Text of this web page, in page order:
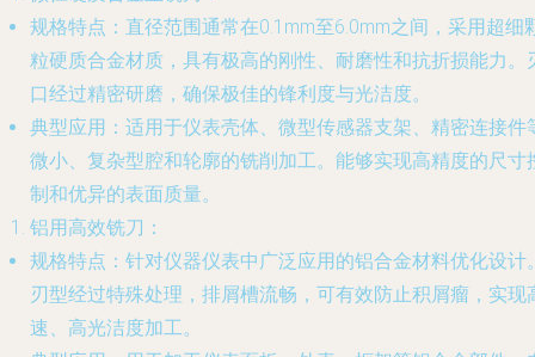
规格特点 ：直径范围通常在0.1mm至6.0mm之间，采用超细
粒硬质合金材质，具有极高的刚性、耐磨性和抗折损能力。
口经过精密研磨，确保极佳的锋利度与光洁度。
典型应用 ：适用于仪表壳体、微型传感器支架、精密连接件
微小、复杂型腔和轮廓的铣削加工。能够实现高精度的尺寸
制和优异的表面质量。
铝用高效铣刀 ：
规格特点 ：针对仪器仪表中广泛应用的铝合金材料优化设计
刃型经过特殊处理，排屑槽流畅，可有效防止积屑瘤，实现
速、高光洁度加工。